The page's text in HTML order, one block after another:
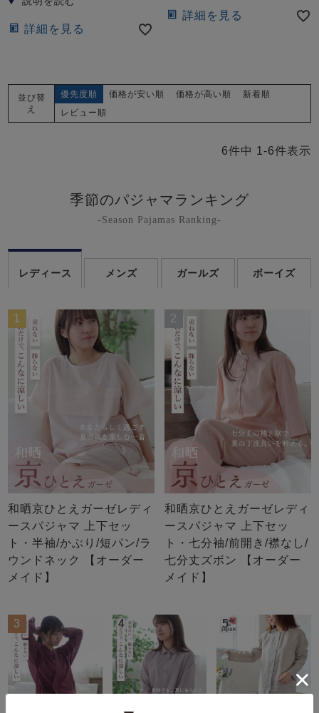
詳細を見る
詳細を見る
並び替
え
優先度順 価格が安い順 価格が高い順
新着順
レビュー順
6件中 1 -6件表示
季節のパジャマランキング
-Season Pajamas Ranking-
レディース メンズ ガールズ ボーイズ
1
和晒京ひとえガーゼレディ
ースパジャマ 上下セッ
ト・半袖/かぶり/短パン/ラ
ウンドネック 【オーダー
メイド】
2
和晒京ひとえガーゼレディ
ースパジャマ 上下セッ
ト・七分袖/前開き/襟なし/
七分丈ズボン 【オーダー
メイド】
3 4 5